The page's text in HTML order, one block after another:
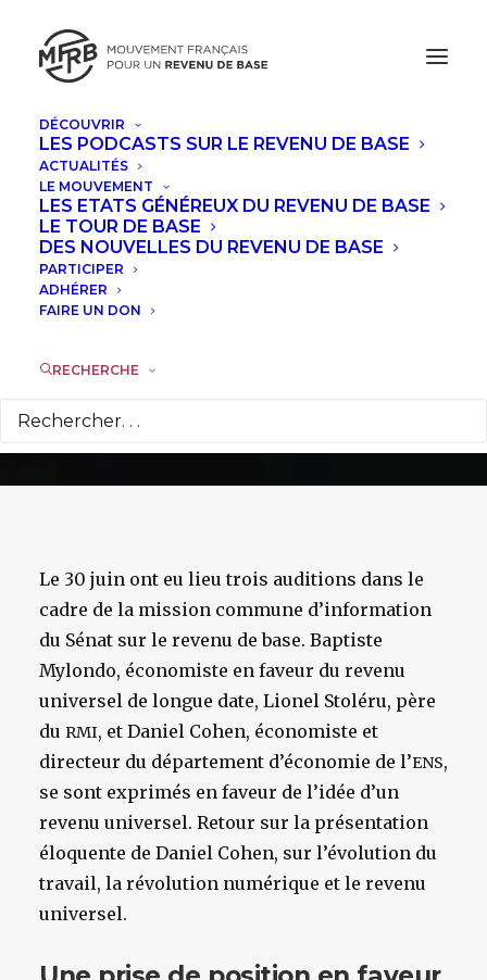
DÉCOUVRIR
LES PODCASTS SUR LE REVENU DE BASE
ACTUALITÉS
LE MOUVEMENT
LES ETATS GÉNÉREUX DU REVENU DE BASE
LE TOUR DE BASE
DES NOUVELLES DU REVENU DE BASE
PARTICIPER
ADHÉRER
FAIRE UN DON
RECHERCHE
Daniel Cohen prend
position au Sénat
pour un revenu de
Le 30 juin ont eu lieu trois auditions dans le
cadre de la mission commune d’information
du Sénat sur le revenu de base. Baptiste
Mylondo, économiste en faveur du revenu
universel de longue date, Lionel Stoléru, père
du RMI, et Daniel Cohen, économiste et
directeur du département d’économie de l’ENS,
se sont exprimés en faveur de l’idée d’un
revenu universel. Retour sur la présentation
éloquente de Daniel Cohen, sur l’évolution du
travail, la révolution numérique et le revenu
universel.